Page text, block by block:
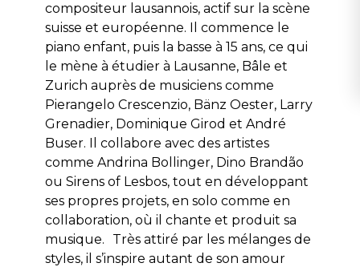
compositeur lausannois, actif sur la scène
suisse et européenne. Il commence le
piano enfant, puis la basse à 15 ans, ce qui
le mène à étudier à Lausanne, Bâle et
Zurich auprès de musiciens comme
Pierangelo Crescenzio, Bänz Oester, Larry
Grenadier, Dominique Girod et André
Buser. Il collabore avec des artistes
comme Andrina Bollinger, Dino Brandão
ou Sirens of Lesbos, tout en développant
ses propres projets, en solo comme en
collaboration, où il chante et produit sa
musique. Très attiré par les mélanges de
styles, il s’inspire autant de son amour